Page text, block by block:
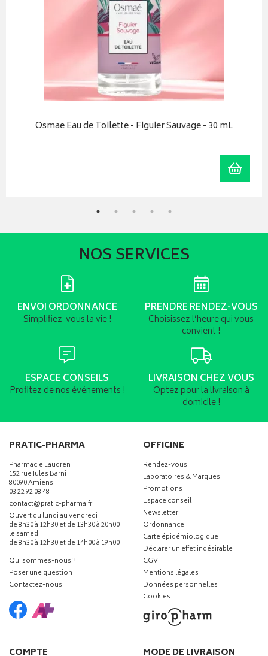
Osmae Eau de Toilette - Figuier Sauvage - 30 mL
NOS SERVICES
ENVOI ORDONNANCE
Simplifiez-vous la vie !
PRENDRE RENDEZ-VOUS
Choisissez l’heure qui vous
convient !
ESPACE CONSEILS
Profitez de nos événements !
LIVRAISON CHEZ VOUS
Optez pour la livraison à
domicile !
PRATIC-PHARMA
Pharmacie Laudren
152 rue Jules Barni
80090 Amiens
03 22 92 08 48
contact-
@-
pratic-pharma.fr
Ouvert du lundi au vendredi
de 8h30 à 12h30 et de 13h30 à 20h00
le samedi
de 8h30 à 12h30 et de 14h00 à 19h00
Qui sommes-nous ?
Poser une question
Contactez-nous
OFFICINE
Rendez-vous
Laboratoires & Marques
Promotions
Espace conseil
Newsletter
Ordonnance
Carte épidémiologique
Déclarer un effet indésirable
CGV
Mentions légales
Données personnelles
Cookies
COMPTE MODE DE LIVRAISON